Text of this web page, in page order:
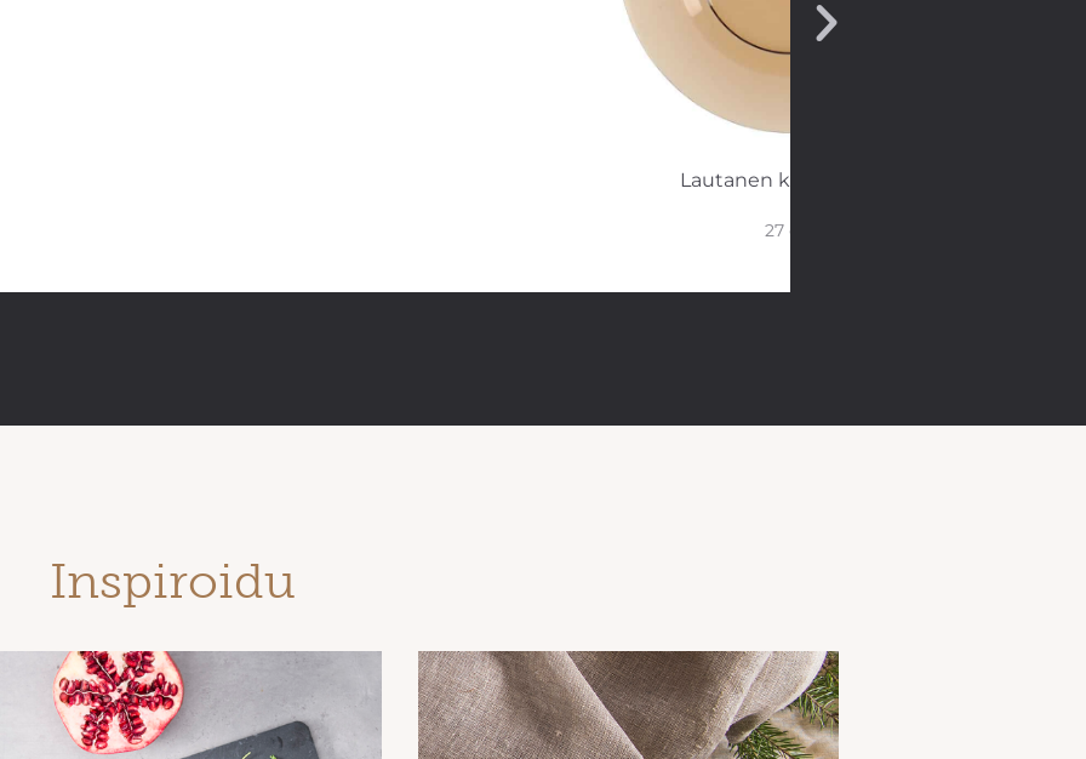
Lautanen kierrätyslasia
27 cm
Inspiroidu